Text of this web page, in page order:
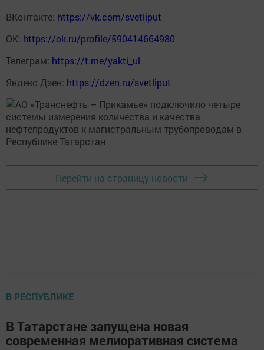
ВКонтакте: https://vk.com/svetliput
ОК: https://ok.ru/profile/590414664980
Телеграм: https://t.me/yakti_ul
Яндекс Дзен: https://dzen.ru/svetliput
Перейти на страницу новости
В РЕСПУБЛИКЕ
В Татарстане запущена новая
современная мелиоративная система